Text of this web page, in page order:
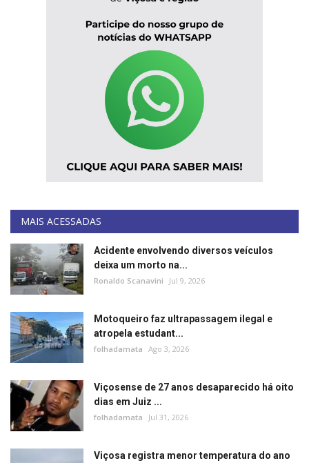
MAIS ACESSADAS
Acidente envolvendo diversos veículos
deixa um morto na...
Ronaldo Scanavini Jul 9, 2026
Motoqueiro faz ultrapassagem ilegal e
atropela estudant...
folhadamata Ago 3, 2026
Viçosense de 27 anos desaparecido há oito
dias em Juiz ...
folhadamata Jul 31, 2026
Viçosa registra menor temperatura do ano